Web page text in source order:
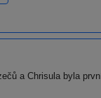
a Chrisula byla